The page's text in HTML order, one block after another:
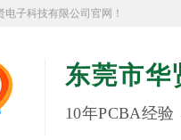
子科技有限公司官网！
东莞市华
10年PCBA经